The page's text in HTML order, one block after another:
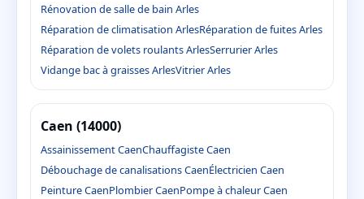
Rénovation de salle de bain Arles
Réparation de climatisation ArlesRéparation de fuites Arles
Réparation de volets roulants ArlesSerrurier Arles
Vidange bac à graisses ArlesVitrier Arles
Caen (14000)
Assainissement CaenChauffagiste Caen
Débouchage de canalisations CaenÉlectricien Caen
Peinture CaenPlombier CaenPompe à chaleur Caen